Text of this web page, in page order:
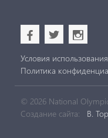
b a x
Условия
Политика
© 2026 National
Создание сайта: В.